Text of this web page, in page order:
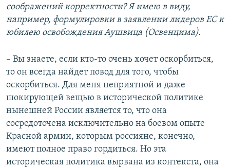
соображений корректности? Я имею в виду,
например, формулировки в заявлении лидеров ЕС к
юбилею освобождения Аушвица (Освенцима).
– Вы знаете, если кто-то очень хочет оскорбиться,
то он всегда найдет повод для того, чтобы
оскорбиться. Для меня неприятной и даже
шокирующей вещью в исторической политике
нынешней России является то, что она
сосредоточена исключительно на боевом опыте
Красной армии, которым россияне, конечно,
имеют полное право гордиться. Но эта
историческая политика вырвана из контекста, она